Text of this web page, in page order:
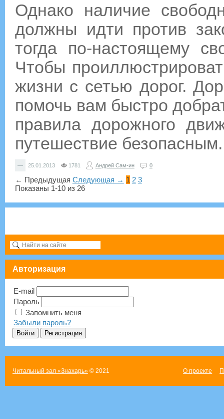
Однако наличие
должны идти против
тогда по-настоящему
Чтобы
жизни с сетью дорог.
помочь вам быстро
правила дорожного
путешествие безопасным.
— 25.01.2013 1781 Андрей Сам-ин 0
← Предыдущая Следующая → 1 2 3
Показаны 1-10 из 26
Авторизация
E-mail
Пароль
Запомнить меня
Забыли пароль?
Читальный зал «Знахарь»© 2021 О проекте